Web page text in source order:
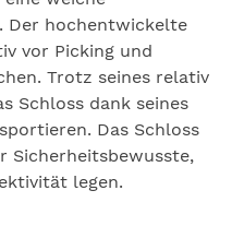
Der hochentwickelte
vor Picking und
Trotz seines relativ
Schloss dank seines
Das Schloss
Sicherheitsbewusste,
legen.